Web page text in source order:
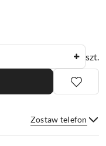
szt.
Zostaw telefon